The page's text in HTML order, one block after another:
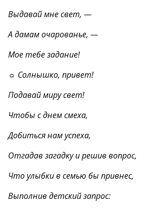
Выдавай мне свет, —
А дамам очарованье, —
Мое тебе задание!
☼ Солнышко, привет!
Подавай миру свет!
Чтобы с днем смеха,
Добиться нам успеха,
Отгадав загадку и решив вопрос,
Что улыбки в семью бы привнес,
Выполнив детский запрос: